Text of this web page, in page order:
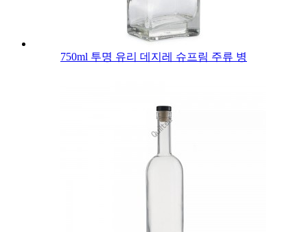
750ml 투명 유리 데지레 슈프림 주류 병